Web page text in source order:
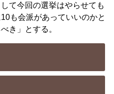
て今回の選挙はやらせても
も会派があっていいのかと
き」とする。